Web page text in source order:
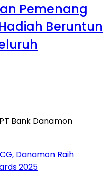
Pemenang
Beruntun
Bank Danamon